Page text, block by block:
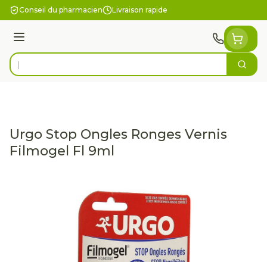
Aller au contenu
Conseil du pharmacien Livraison rapide
Menu
Rechercher
Urgo Stop Ongles Ronges Vernis
Filmogel Fl 9ml